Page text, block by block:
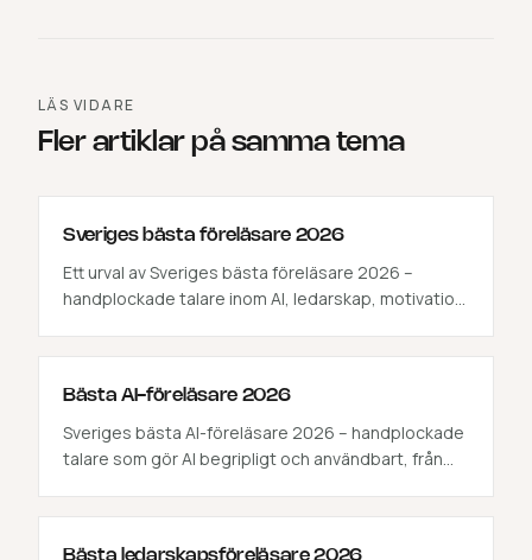
LÄS VIDARE
Fler artiklar på samma tema
Sveriges bästa föreläsare 2026
Ett urval av Sveriges bästa föreläsare 2026 –
handplockade talare inom AI, ledarskap, motivation,
Bästa AI-föreläsare 2026
Sveriges bästa AI-föreläsare 2026 – handplockade
talare som gör AI begripligt och användbart, från
Bästa ledarskapsföreläsare 2026